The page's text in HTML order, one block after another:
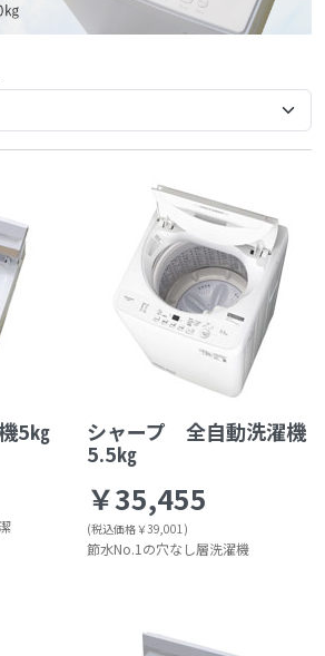
5㎏ シャープ 全自動洗濯機
5.5㎏
￥35,455
(税込価格￥39,001)
節水No.1の穴なし層洗濯機